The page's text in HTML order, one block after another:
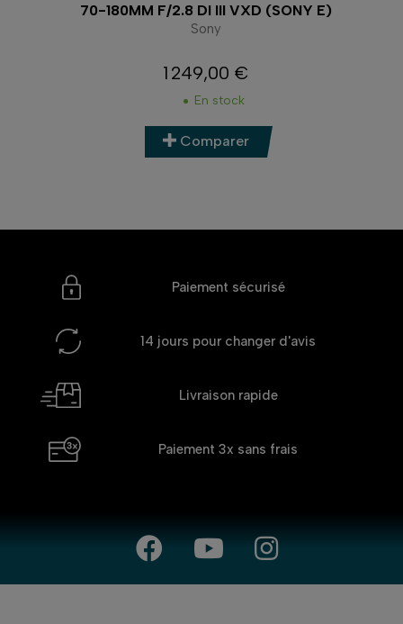
70-180MM F/2.8 DI III VXD (SONY E)
Sony
Prix
1 249,00 €
En stock
Comparer
Paiement sécurisé
14 jours pour changer d'avis
Livraison rapide
Paiement 3x sans frais